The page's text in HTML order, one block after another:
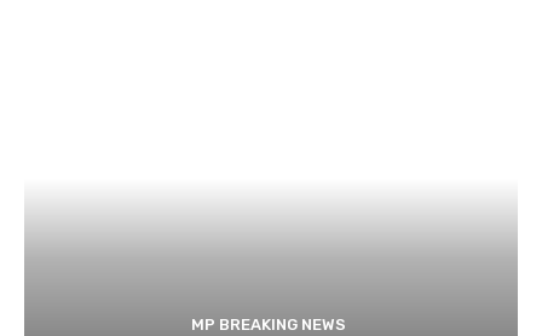
MP BREAKING NEWS